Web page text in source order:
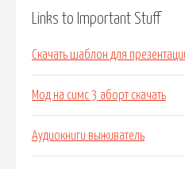
Links to Important Stuff
Скачать шаблон для
Мод на симс 3 аборт скачать
Аудиокниги выживатель